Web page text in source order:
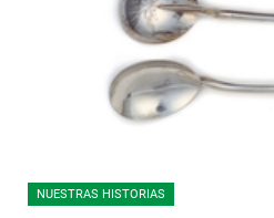
NUESTRAS HISTORIAS